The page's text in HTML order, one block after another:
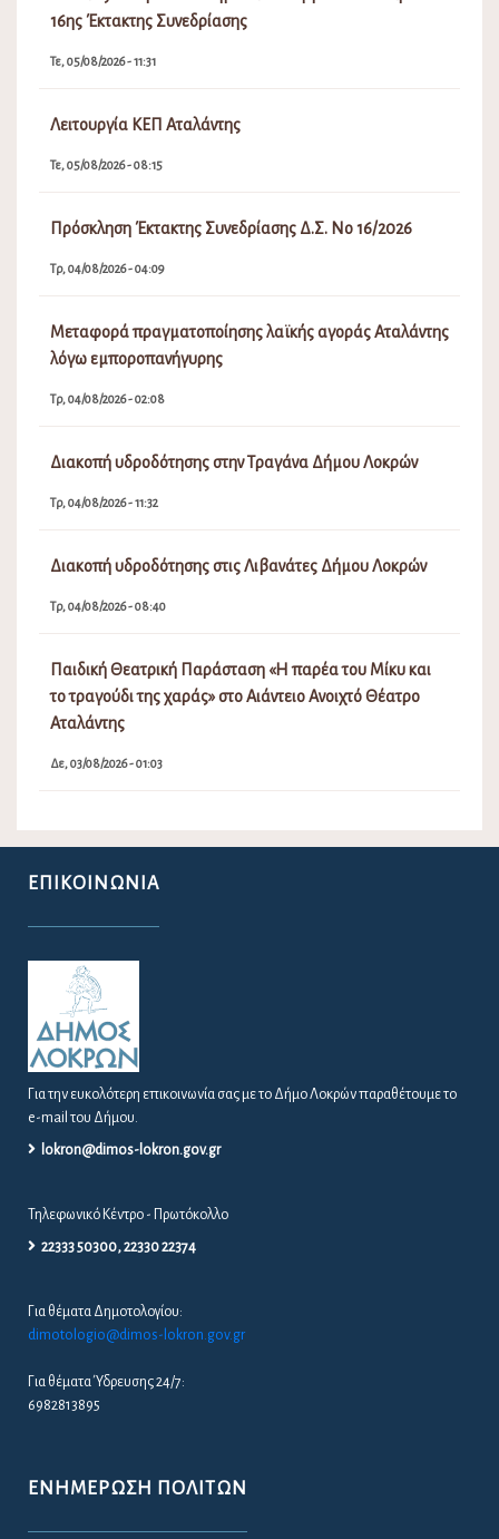
16ης Έκτακτης Συνεδρίασης
Τε, 05/08/2026 - 11:31
Λειτουργία ΚΕΠ Αταλάντης
Τε, 05/08/2026 - 08:15
Πρόσκληση Έκτακτης Συνεδρίασης Δ.Σ. Νο 16/2026
Τρ, 04/08/2026 - 04:09
Μεταφορά πραγματοποίησης λαϊκής αγοράς Αταλάντης
λόγω εμποροπανήγυρης
Τρ, 04/08/2026 - 02:08
Διακοπή υδροδότησης στην Τραγάνα Δήμου Λοκρών
Τρ, 04/08/2026 - 11:32
Διακοπή υδροδότησης στις Λιβανάτες Δήμου Λοκρών
Τρ, 04/08/2026 - 08:40
Παιδική Θεατρική Παράσταση «Η παρέα του Μίκυ και
το τραγούδι της χαράς» στο Αιάντειο Ανοιχτό Θέατρο
Αταλάντης
Δε, 03/08/2026 - 01:03
ΕΠΙΚΟΙΝΩΝΊΑ
Για την ευκολότερη επικοινωνία σας με το Δήμο Λοκρών παραθέτουμε το
e-mail του Δήμου.
lokron@dimos-lokron.gov.gr
Τηλεφωνικό Κέντρο - Πρωτόκολλο
22333 50300, 22330 22374
Για θέματα Δημοτολογίου:
dimotologio@dimos-lokron.gov.gr
Για θέματα Ύδρευσης 24/7:
6982813895
ΕΝΗΜΈΡΩΣΗ ΠΟΛΙΤΏΝ